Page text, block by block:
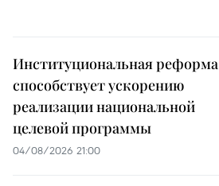
Институциональная реформа
способствует ускорению
реализации национальной
целевой программы
04/08/2026 21:00